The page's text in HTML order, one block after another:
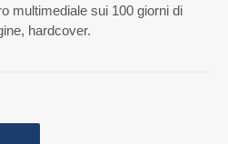
multimediale sui 100 giorni di
hardcover.